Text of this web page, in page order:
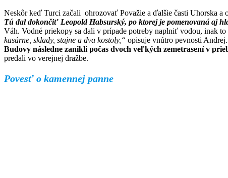
Neskôr keď Turci začali ohrozovať Považie a ďalšie časti Uhorska
Tú dal dokončiť Leopold Habsurský, po ktorej je pomenovaná aj
Váh. Vodné priekopy sa dali v prípade potreby naplniť vodou, inak
kasárne, sklady, stajne a dva kostoly,“ opisuje vnútro pevnosti
Budovy následne zanikli počas dvoch veľkých zemetrasení v
predali vo verejnej dražbe.
Povesť o kamennej panne